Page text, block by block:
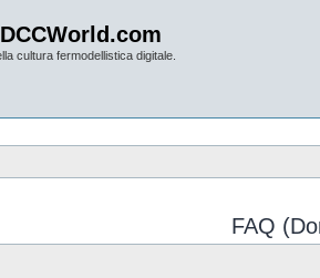
cultura fermodellistica digitale.
FAQ